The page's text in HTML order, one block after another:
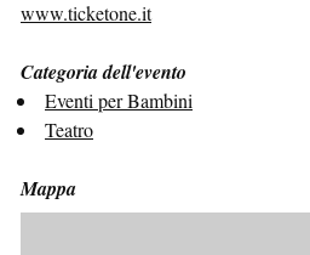
www.ticketone.it
Categoria dell'evento
Eventi per Bambini
Teatro
Mappa